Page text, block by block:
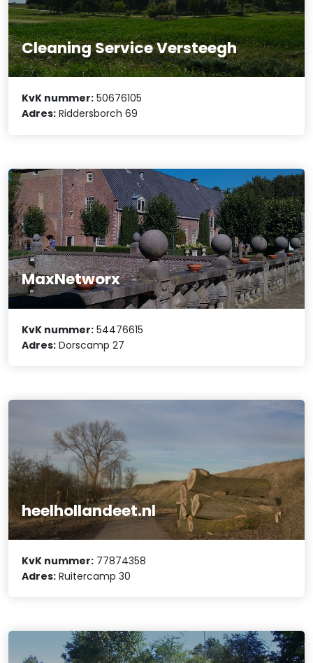
Cleaning Service Versteegh
KvK nummer: 50676105
Adres: Riddersborch 69
MaxNetworx
KvK nummer: 54476615
Adres: Dorscamp 27
heelhollandeet.nl
KvK nummer: 77874358
Adres: Ruitercamp 30